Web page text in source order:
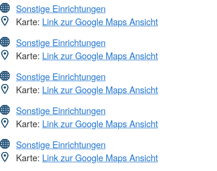
Sonstige Einrichtungen
Karte: Link zur Google Maps Ansicht
Sonstige Einrichtungen
Karte: Link zur Google Maps Ansicht
Sonstige Einrichtungen
Karte: Link zur Google Maps Ansicht
Sonstige Einrichtungen
Karte: Link zur Google Maps Ansicht
Sonstige Einrichtungen
Karte: Link zur Google Maps Ansicht